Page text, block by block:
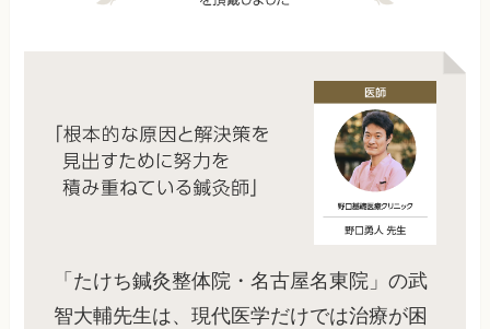
「たけち鍼灸整体院・名古屋名東院」の武
智大輔先生は、現代医学だけでは治療が困